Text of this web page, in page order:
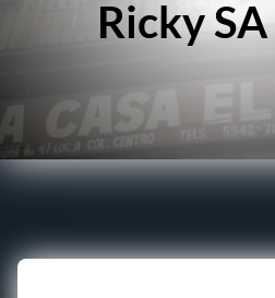
Ricky